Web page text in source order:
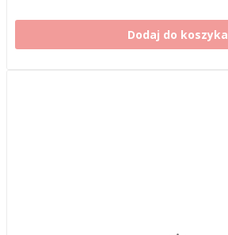
Dodaj do koszyka